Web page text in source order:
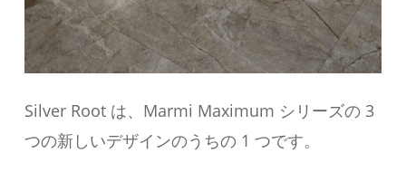
Silver Root は、Marmi Maximum シリーズの 3
つの新しいデザインのうちの 1 つです。